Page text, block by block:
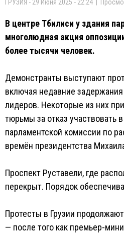
ГРУЗИЯ - 29 Июня 2025 - 22:24 |
В центре Тбилиси у здания
многолюдная акция
более тысячи человек.
Демонстранты выступают
включая недавние
лидеров. Некоторые из них
тюрьмы за отказ участвовать
парламентской комиссии по
времён президентства
Проспект Руставели, где
перекрыт. Порядок
Протесты в Грузии
— после того как премьер-